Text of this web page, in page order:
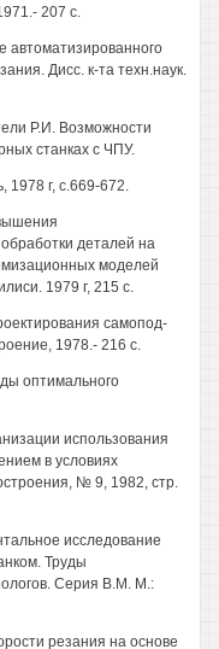
207 с.
автоматизированного
Дисс. к-та техн.наук.
Р.И. Возможности
станках с ЧПУ.
г, с.669-672.
деталей на
моделей
1979 г, 215 с.
самопод-
1978.- 216 с.
оптимального
использования
в условиях
№ 9, 1982, стр.
исследование
Труды
Серия В.М. М.:
резания на основе